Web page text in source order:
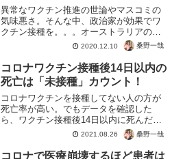
異常なワクチン推進の世論やマスコミの
気味悪さ。そんな中、政治家が効果でワ
クチン接種を。。。オーストラリアの政
治家によるフェイクパフォーマンス。ほ
ら、何もなく安全でしょ？って感じ？で
もそれ、って、キャップしたままやん！
ワクチンは打たないから健...
2020.12.10 桑野一哉
コロナワクチン接種後14日以内の
死亡は「未接種」カウント！
コロナワクチンを接種してない人の方が
死亡率が高い。でもデータを確認した
ら、ワクチン接種後14日以内に死んだ人
は「未接種」としてカウントというイン
チキコロナ算ｗなんとかワクチンの副反
応による死亡を隠蔽したいようですね。
2021.08.26 桑野一哉
コロナで医療崩壊するほど患者は